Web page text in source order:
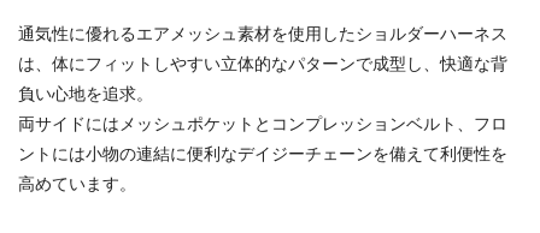
通気性に優れるエアメッシュ素材を使用したショルダーハーネス
は、体にフィットしやすい立体的なパターンで成型し、快適な背
負い心地を追求。
両サイドにはメッシュポケットとコンプレッションベルト、フロ
ントには小物の連結に便利なデイジーチェーンを備えて利便性を
高めています。